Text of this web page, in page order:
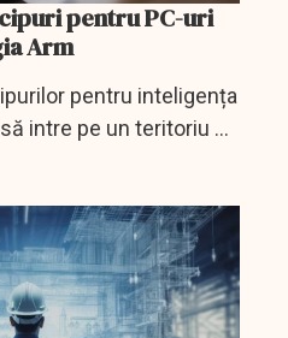
pentru PC-uri
Arm
pentru inteligența
intre pe un teritoriu de
acum.